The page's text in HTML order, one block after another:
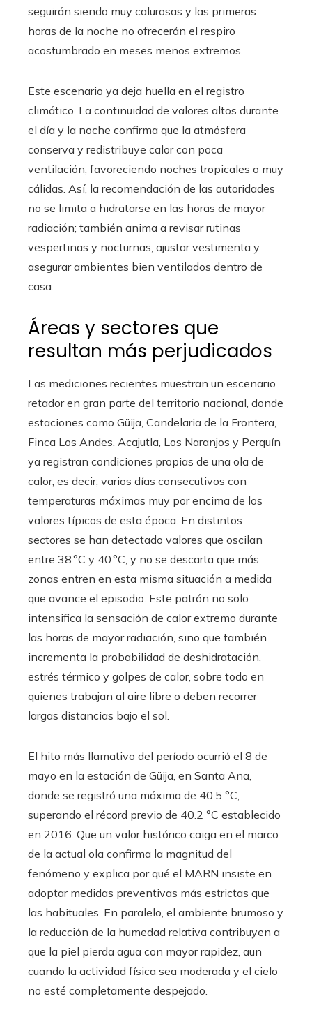
seguirán siendo muy calurosas y las primeras
horas de la noche no ofrecerán el respiro
acostumbrado en meses menos extremos.
Este escenario ya deja huella en el registro
climático. La continuidad de valores altos durante
el día y la noche confirma que la atmósfera
conserva y redistribuye calor con poca
ventilación, favoreciendo noches tropicales o muy
cálidas. Así, la recomendación de las autoridades
no se limita a hidratarse en las horas de mayor
radiación; también anima a revisar rutinas
vespertinas y nocturnas, ajustar vestimenta y
asegurar ambientes bien ventilados dentro de
casa.
Áreas y sectores que
resultan más perjudicados
Las mediciones recientes muestran un escenario
retador en gran parte del territorio nacional, donde
estaciones como Güija, Candelaria de la Frontera,
Finca Los Andes, Acajutla, Los Naranjos y Perquín
ya registran condiciones propias de una ola de
calor, es decir, varios días consecutivos con
temperaturas máximas muy por encima de los
valores típicos de esta época. En distintos
sectores se han detectado valores que oscilan
entre 38 °C y 40 °C, y no se descarta que más
zonas entren en esta misma situación a medida
que avance el episodio. Este patrón no solo
intensifica la sensación de calor extremo durante
las horas de mayor radiación, sino que también
incrementa la probabilidad de deshidratación,
estrés térmico y golpes de calor, sobre todo en
quienes trabajan al aire libre o deben recorrer
largas distancias bajo el sol.
El hito más llamativo del período ocurrió el 8 de
mayo en la estación de Güija, en Santa Ana,
donde se registró una máxima de 40.5 °C,
superando el récord previo de 40.2 °C establecido
en 2016. Que un valor histórico caiga en el marco
de la actual ola confirma la magnitud del
fenómeno y explica por qué el MARN insiste en
adoptar medidas preventivas más estrictas que
las habituales. En paralelo, el ambiente brumoso y
la reducción de la humedad relativa contribuyen a
que la piel pierda agua con mayor rapidez, aun
cuando la actividad física sea moderada y el cielo
no esté completamente despejado.